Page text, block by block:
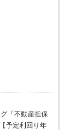
「不動産担保
予定利回り年